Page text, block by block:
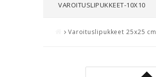
VAROITUSLIPUKKEET-10X10
Varoituslipukkeet 25x25 cm